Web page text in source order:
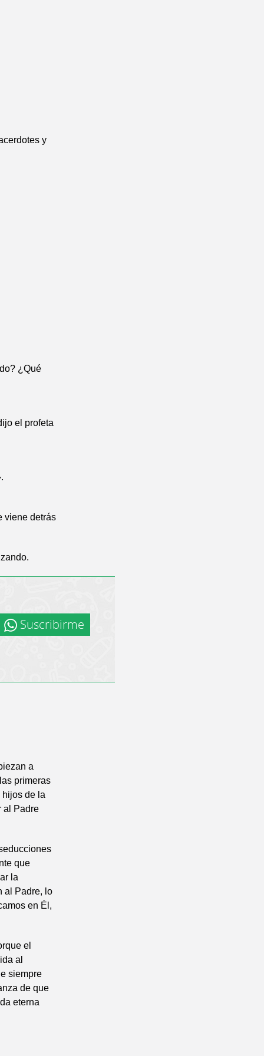
y
¿Qué
el profeta
viene detrás
Suscribirme
a
primeras
hijos de la
al Padre
que
la
al Padre, lo
en Él,
el
al
siempre
de que
eterna